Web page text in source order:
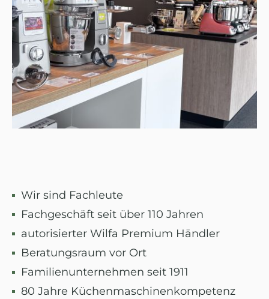
Wir sind Fachleute
Fachgeschäft seit über 110 Jahren
autorisierter Wilfa Premium Händler
Beratungsraum vor Ort
Familienunternehmen seit 1911
80 Jahre Küchenmaschinenkompetenz